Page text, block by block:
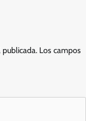
publicada. Los campos